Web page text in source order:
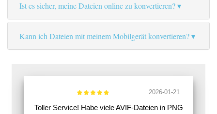
Ist es sicher, meine Dateien online zu konvertieren?
Kann ich Dateien mit meinem Mobilgerät konvertieren?
2026-01-21
Toller Service! Habe viele AVIF-Dateien in PNG